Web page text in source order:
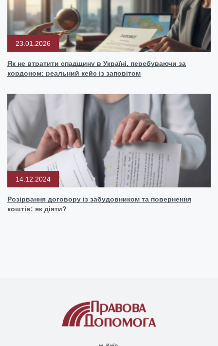
23.01.2026
Як не втратити спадщину в Україні, перебуваючи за
кордоном: реальний кейс із заповітом
14.12.2024
Розірвання договору із забудовником та повернення
коштів: як діяти?